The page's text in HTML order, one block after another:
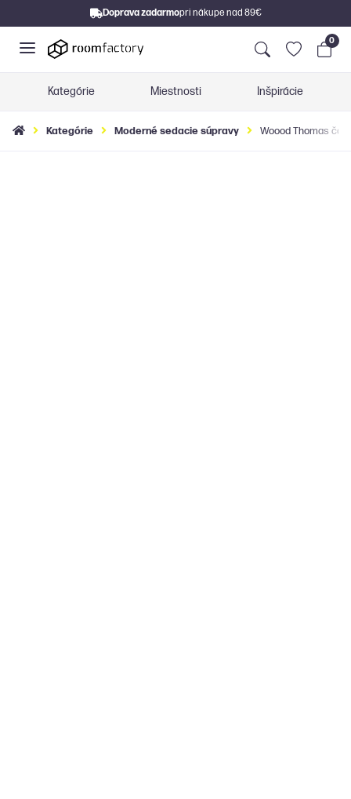
Doprava zadarmopri nákupe nad 89€
0
Kategórie Miestnosti Inšpirácie
Kategórie Moderné sedacie súpravy Woood Thomas